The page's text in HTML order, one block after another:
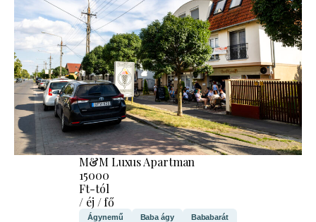
M&M Luxus Apartman
15000
Ft-tól
/ éj / fő
Ágynemű Baba ágy Bababarát